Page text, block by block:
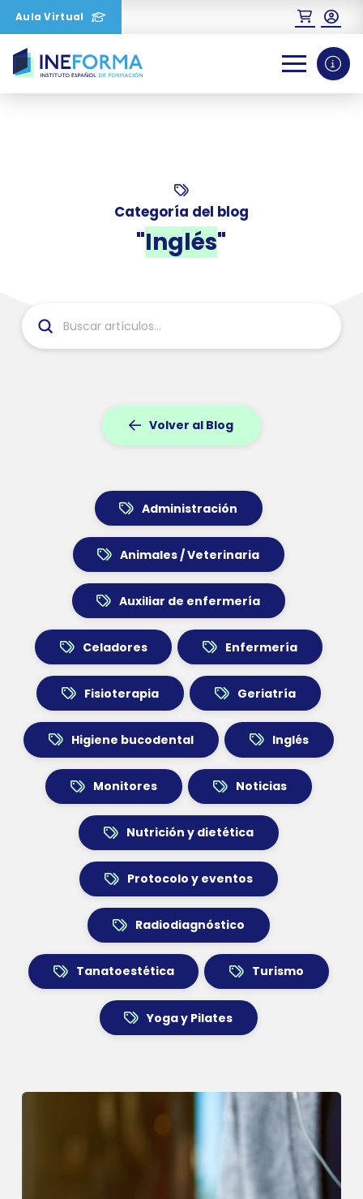
Aula Virtual
Categoría del blog
"Inglés"
Search
Submit
Volver al Blog
Administración
Animales / Veterinaria
Auxiliar de enfermería
Celadores Enfermería
Fisioterapia Geriatría
Higiene bucodental Inglés
Monitores Noticias
Nutrición y dietética
Protocolo y eventos
Radiodiagnóstico
Tanatoestética Turismo
Yoga y Pilates